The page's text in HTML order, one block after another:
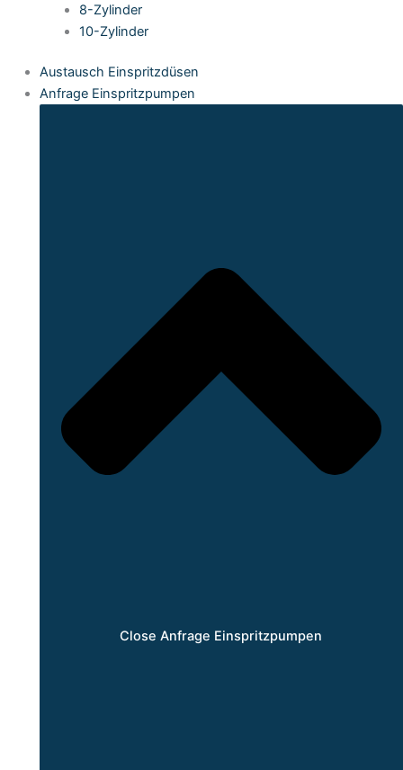
8-Zylinder
10-Zylinder
Austausch Einspritzdüsen
Anfrage Einspritzpumpen
Close Anfrage Einspritzpumpen